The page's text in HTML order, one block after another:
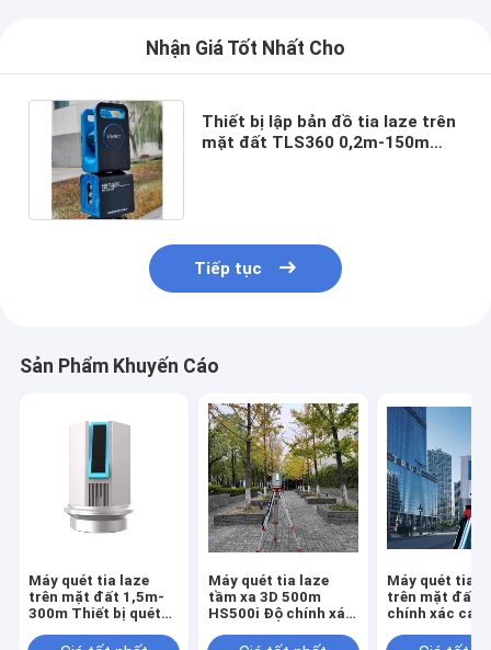
Nhận Giá Tốt Nhất Cho
Thiết bị lập bản đồ tia laze trên
mặt đất TLS360 0,2m-150m
Tiếp tục
Sản Phẩm Khuyến Cáo
Máy quét tia laze
trên mặt đất 1,5m-
300m Thiết bị quét
HS300X IP65
Máy quét tia laze
tầm xa 3D 500m
HS500i Độ chính xác
dõi biến dạng
Máy quét tia
trên mặt đất
chính xác cao